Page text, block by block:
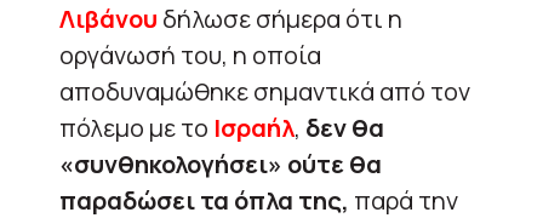
Λιβάνου δήλωσε σήμερα ότι η
οργάνωσή του, η οποία
αποδυναμώθηκε σημαντικά από τον
πόλεμο με το Ισραήλ, δεν θα
«συνθηκολογήσει» ούτε θα
παραδώσει τα όπλα της, παρά την